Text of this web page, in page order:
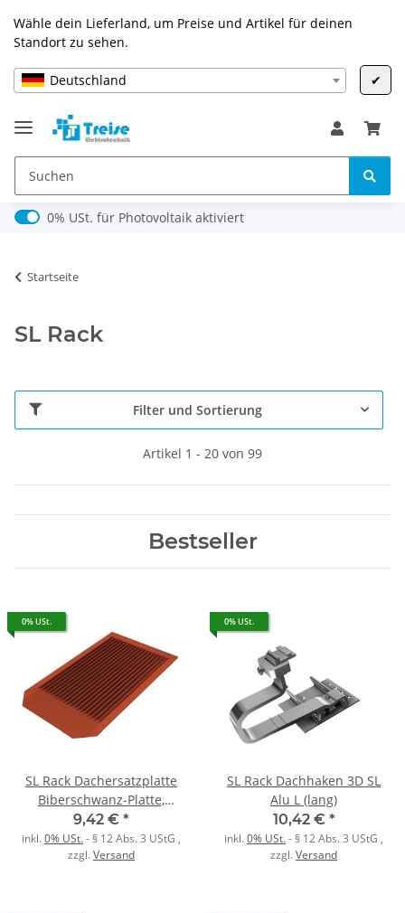
Wähle dein Lieferland, um Preise und Artikel für deinen
Standort zu sehen.
Deutschland ✔
0% USt. für Photovoltaik (§ 12 Abs. 3 UStG)
0% USt. für Photovoltaik aktiviert
Startseite
SL Rack
Filter und Sortierung
Artikel 1 - 20 von 99
Bestseller
0% USt.
SL Rack Dachersatzplatte
Biberschwanz-Platte,
Ziegelrot RAL 8004
9,42 € *
inkl.0% USt.- § 12 Abs. 3 UStG ,
zzgl.Versand
0% USt.
SL Rack Dachhaken 3D SL
Alu L (lang)
10,42 € *
inkl.0% USt.- § 12 Abs. 3 UStG ,
zzgl.Versand